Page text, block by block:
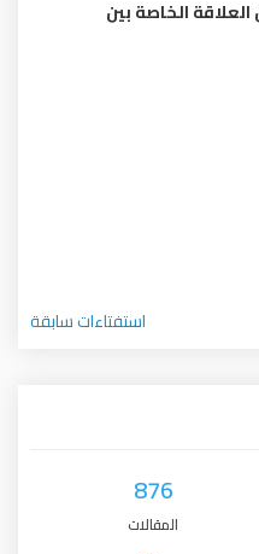
الخاصة بين
استفتاءات سابقة
876
المقالات